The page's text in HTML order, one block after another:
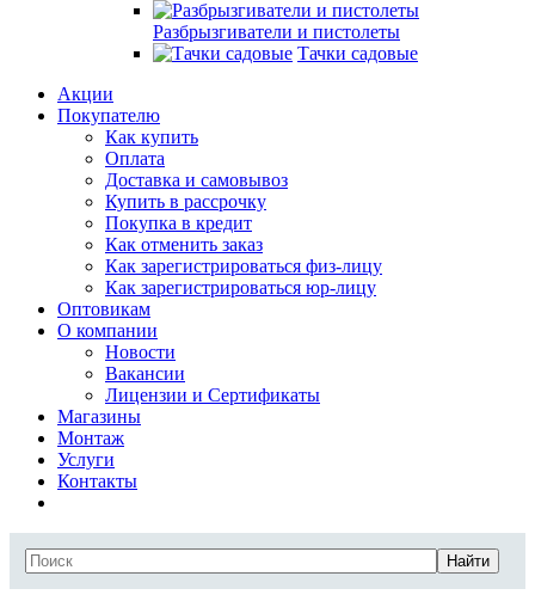
Разбрызгиватели и пистолеты
Тачки садовые
Акции
Покупателю
Как купить
Оплата
Доставка и самовывоз
Купить в рассрочку
Покупка в кредит
Как отменить заказ
Как зарегистрироваться физ-лицу
Как зарегистрироваться юр-лицу
Оптовикам
О компании
Новости
Вакансии
Лицензии и Сертификаты
Магазины
Монтаж
Услуги
Контакты
Найти